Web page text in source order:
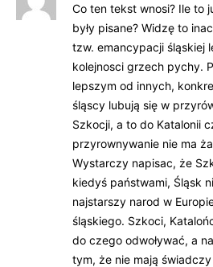
Co ten tekst wnosi? Ile to
były pisane? Widzę to
tzw. emancypacji śląskiej
kolejnosci grzech pychy.
lepszym od innych,
śląscy lubują się w
Szkocji, a to do Katalonii
przyrownywanie nie ma
Wystarczy napisac, że
kiedyś państwami, Śląsk
najstarszy narod w
śląskiego. Szkoci,
do czego odwoływać, a
tym, że nie mają